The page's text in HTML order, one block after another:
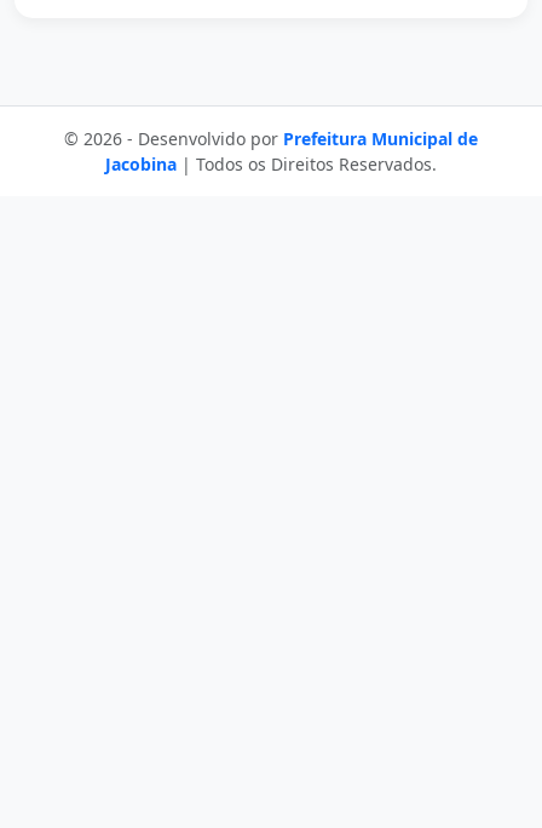
© 2026 - Desenvolvido por Prefeitura Municipal de
Jacobina | Todos os Direitos Reservados.